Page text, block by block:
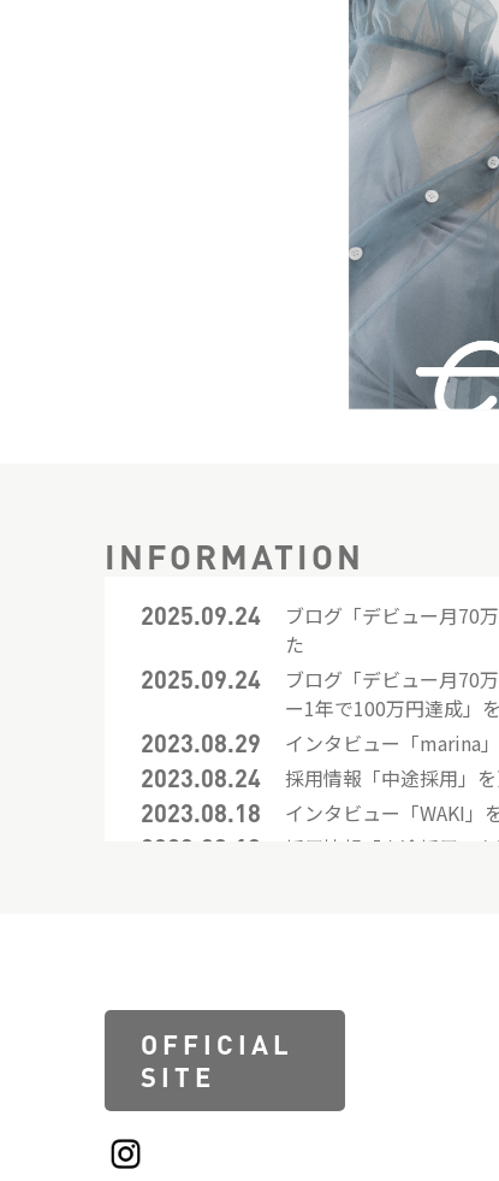
INFORMATION
2025.09.24
ブログ「デビュー月70
た
2025.09.24
ブログ「デビュー月70
ー1年で100万円達成」
2023.08.29
インタビュー「marina
2023.08.24
採用情報「中途採用」
2023.08.18
インタビュー「WAKI」
2023.08.18
採用情報「中途採用」を
クロストーク「カラ
先輩後輩TALK」を更新し
2023.08.16
クロストーク「デザイ
輩後輩TALK」を更新しま
OFFICIAL
SITE